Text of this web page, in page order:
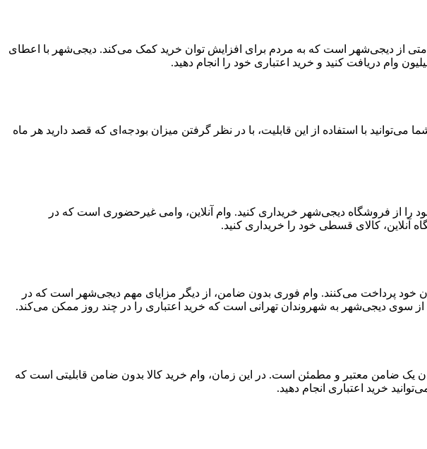
بالاترین سقف وام در بین رقباست. سقف خرید قسطی ۳۰۰ میلیون تومانی خدمتی از دیجی‌شهر است که به مردم برای افزایش توان خرید کمک می‌کند. دیجی‌شهر با اعطای
شما می‌توانید با استفاده از این قابلیت، با در نظر گرفتن میزان بودجه‌ای که قصد دارید هر ماه
را از فروشگاه دیجی‌شهر خریداری کنید. وام آنلاین، وامی غیرحضوری است که در
آنلاین، کالای قسطی خود را خریداری کنید.
خود پرداخت می‌کنند. وام فوری بدون ضامن، از دیگر مزایای مهم دیجی‌شهر است که در
سوی دیجی‌شهر به شهروندان تهرانی است که خرید اعتباری را در چند روز ممکن می‌کند.
یک ضامن معتبر و مطمئن است. در این زمان، وام خرید کالا بدون ضامن قابلیتی است که
خرید اعتباری انجام دهید.